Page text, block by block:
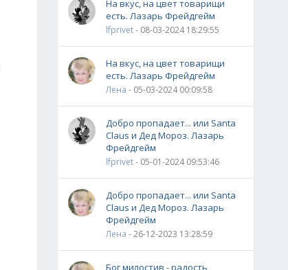
На вкус, на цвет товарищи
есть. Лазарь Фрейдгейм
lfprivet- 08-03-2024 18:29:55
На вкус, на цвет товарищи
есть. Лазарь Фрейдгейм
Лена - 05-03-2024 00:09:58
Добро пропадает... или Santa
Claus и Дед Мороз. Лазарь
Фрейдгейм
lfprivet- 05-01-2024 09:53:46
Добро пропадает... или Santa
Claus и Дед Мороз. Лазарь
Фрейдгейм
Лена - 26-12-2023 13:28:59
Бог милостив - радость